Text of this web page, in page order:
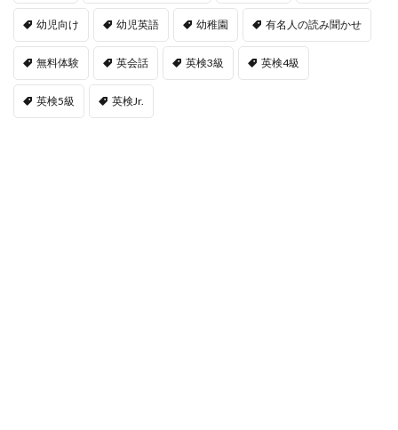
幼児向け 幼児英語 幼稚園 有名人の読み聞かせ
無料体験 英会話 英検3級 英検4級
英検5級 英検Jr.